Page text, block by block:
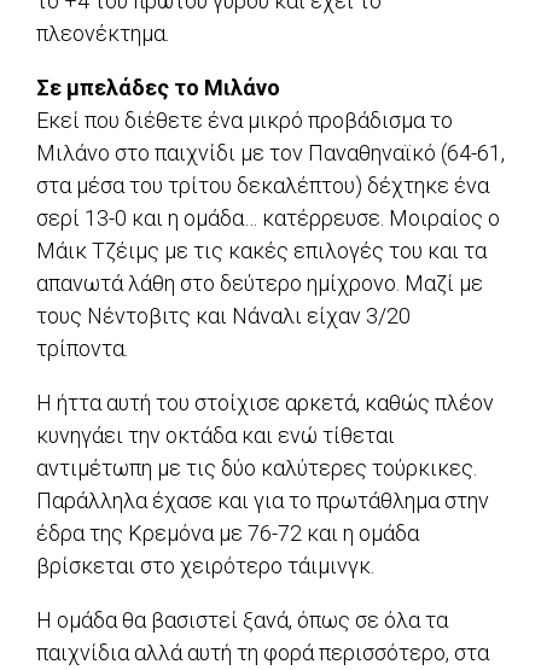
πλεονέκτημα.
Σε μπελάδες το Μιλάνο
Εκεί που διέθετε ένα μικρό προβάδισμα το
Μιλάνο στο παιχνίδι με τον Παναθηναϊκό (64-61,
στα μέσα του τρίτου δεκαλέπτου) δέχτηκε ένα
σερί 13-0 και η ομάδα… κατέρρευσε. Μοιραίος ο
Μάικ Τζέιμς με τις κακές επιλογές του και τα
απανωτά λάθη στο δεύτερο ημίχρονο. Μαζί με
τους Νέντοβιτς και Νάναλι είχαν 3/20
τρίποντα.
Η ήττα αυτή του στοίχισε αρκετά, καθώς πλέον
κυνηγάει την οκτάδα και ενώ τίθεται
αντιμέτωπη με τις δύο καλύτερες τούρκικες.
Παράλληλα έχασε και για το πρωτάθλημα στην
έδρα της Κρεμόνα με 76-72 και η ομάδα
βρίσκεται στο χειρότερο τάιμινγκ.
Η ομάδα θα βασιστεί ξανά, όπως σε όλα τα
παιχνίδια αλλά αυτή τη φορά περισσότερο, στα